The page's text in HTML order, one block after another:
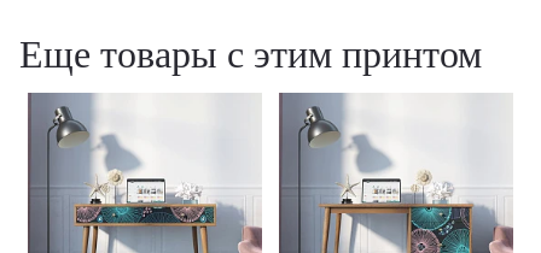
Еще товары с этим принтом